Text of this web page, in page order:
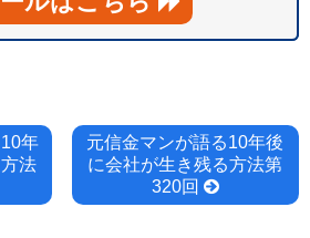
年
法
元信金マンが語る10年後
に会社が生き残る方法第
320回